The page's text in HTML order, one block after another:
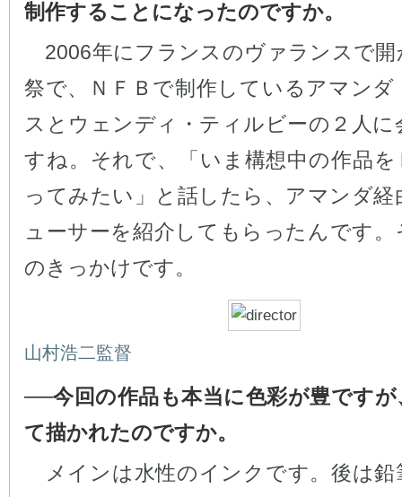
制作することになったのですか。
2006年にフランスのヴァランスで開
祭で、ＮＦＢで制作しているアマンダ
スとウェンディ・ティルビーの２人に
すね。それで、「いま構想中の作品を
ってみたい」と話したら、アマンダ経
ューサーを紹介してもらったんです。
のきっかけです。
山村浩二監督
──今回の作品も本当に色彩が豊ですが
て描かれたのですか。
メインは水性のインクです。後は鉛